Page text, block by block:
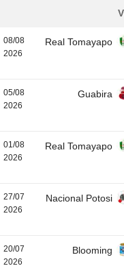
08/08
2026
Real Tomayapo
05/08
2026
Guabira
01/08
2026
Real Tomayapo
27/07
2026
Nacional Potosi
20/07
2026
Blooming